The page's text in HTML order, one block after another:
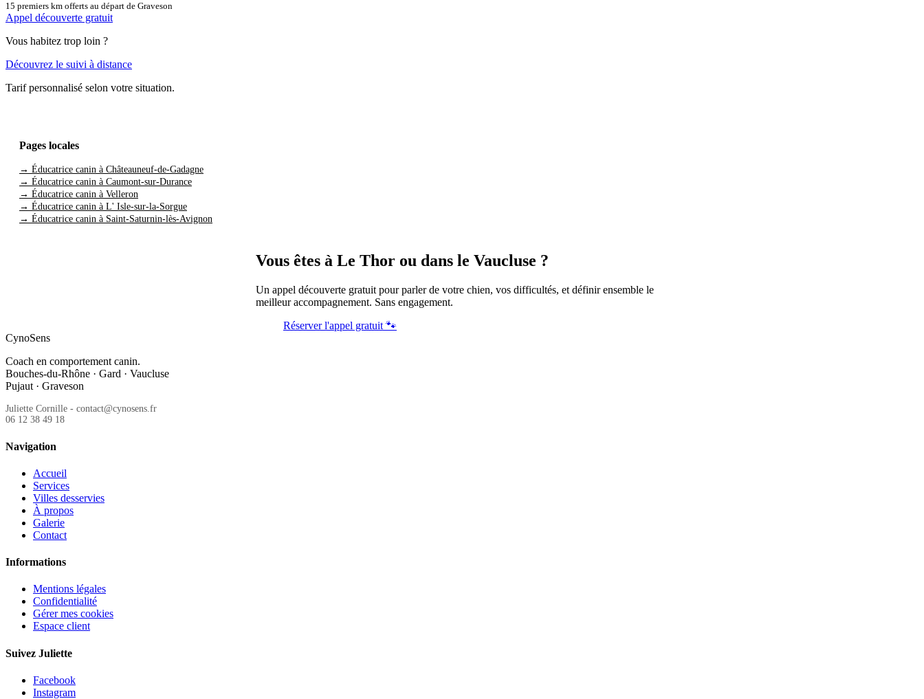
15 premiers km offerts au départ de Graveson
Appel découverte gratuit
Vous habitez trop loin ?
Découvrez le suivi à distance
Tarif personnalisé selon votre situation.
Pages locales
→ Éducatrice canin à Châteauneuf-de-Gadagne
→ Éducatrice canin à Caumont-sur-Durance
→ Éducatrice canin à Velleron
→ Éducatrice canin à L' Isle-sur-la-Sorgue
→ Éducatrice canin à Saint-Saturnin-lès-Avignon
Vous êtes à Le Thor ou dans le Vaucluse ?
Un appel découverte gratuit pour parler de votre chien, vos difficultés, et définir ensemble le
meilleur accompagnement. Sans engagement.
Réserver l'appel gratuit 🐾
CynoSens
Coach en comportement canin.
Bouches-du-Rhône · Gard · Vaucluse
Pujaut · Graveson
Juliette Cornille - contact@cynosens.fr
06 12 38 49 18
Navigation
Accueil
Services
Villes desservies
À propos
Galerie
Contact
Informations
Mentions légales
Confidentialité
Gérer mes cookies
Espace client
Suivez Juliette
Facebook
Instagram